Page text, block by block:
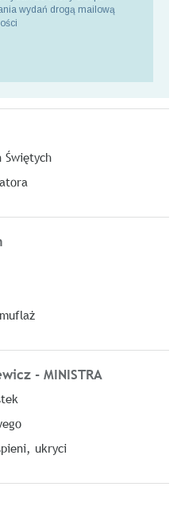
wydań drogą mailową
Świętych
- MINISTRA
ukryci